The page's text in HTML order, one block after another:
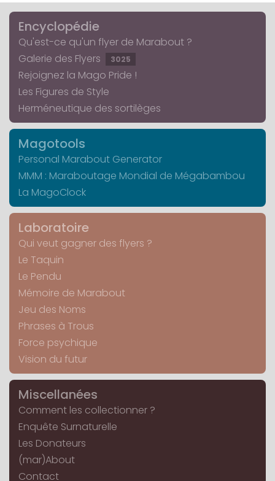
Encyclopédie
Qu'est-ce qu'un flyer de Marabout ?
Galerie des Flyers
3025
Rejoignez la Mago Pride !
Les Figures de Style
Herméneutique des sortilèges
Magotools
Personal Marabout Generator
MMM : Maraboutage Mondial de Mégabambou
La MagoClock
Laboratoire
Qui veut gagner des flyers ?
Le Taquin
Le Pendu
Mémoire de Marabout
Jeu des Noms
Phrases à Trous
Force psychique
Vision du futur
Miscellanées
Comment les collectionner ?
Enquête Surnaturelle
Les Donateurs
(mar)About
Contact